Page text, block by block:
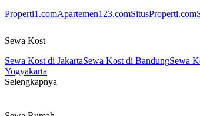
Properti1.comApartemen123.comSitusProperti.com
Sewa Kost
Sewa Kost di JakartaSewa Kost di BandungSewa
Yogyakarta
Selengkapnya